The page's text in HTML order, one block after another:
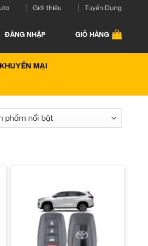
Giới thiệu Tuyển Dụng
ĐĂNG NHẬP GIỎ HÀNG
KHUYẾN MẠI